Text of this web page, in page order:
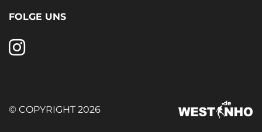
FOLGE UNS
© COPYRIGHT 2026